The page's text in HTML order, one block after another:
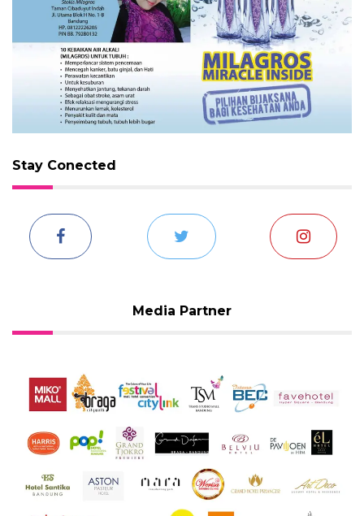
Stay Conected
Media Partner